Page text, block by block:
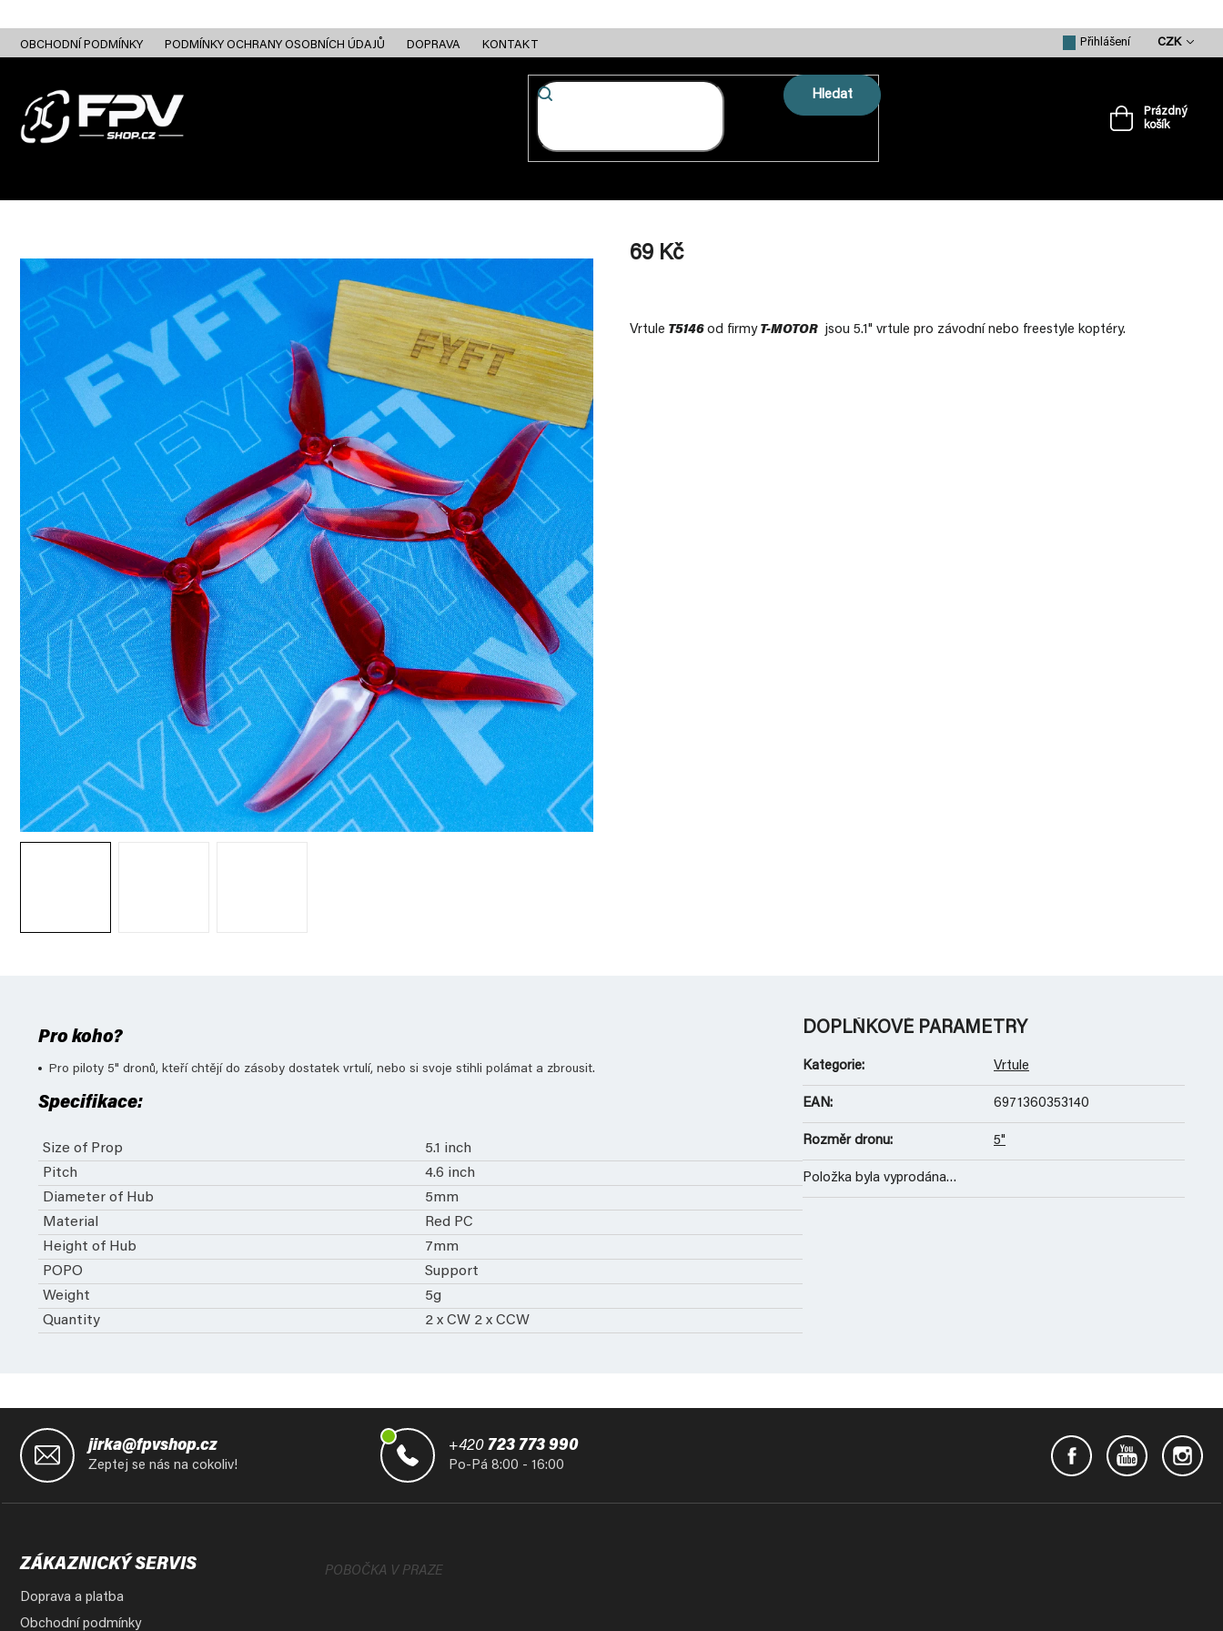
obsahOBCHODNÍ PODMÍNKY PODMÍNKY OCHRANY OSOBNÍCH ÚDAJŮ DOPRAVA KONTAKT CZK
Přihlášení
Hledat
Nákupní
Prázdný
košík
69 Kč
Vrtule T5146 od firmyT-MOTOR jsou 5.1" vrtule pro závodní nebo freestyle koptéry.
Pro koho?
Pro piloty 5" dronů, kteří chtějí do zásoby dostatek vrtulí, nebo si svoje stihli polámat a zbrousit.
Specifikace:
Size of Prop
5.1 inch
Pitch
4.6 inch
Diameter of Hub
5mm
Material
Red PC
Height of Hub
7mm
POPO
Support
Weight
5g
Quantity
2 x CW 2 x CCW
DOPLŇKOVÉ PARAMETRY
Kategorie: Vrtule
EAN: 6971360353140
Rozměr dronu: 5"
Položka byla vyprodána…
t
jirka@fpvshop.cz
Zeptej se nás na cokoliv!
+420 723 773 990
Po-Pá 8:00 - 16:00
ZÁKAZNICKÝ SERVIS
Doprava a platba
Obchodní podmínky
POBOČKA V PRAZE